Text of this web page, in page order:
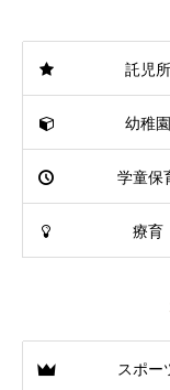
託児所
幼稚園
学童保
療育
スポー